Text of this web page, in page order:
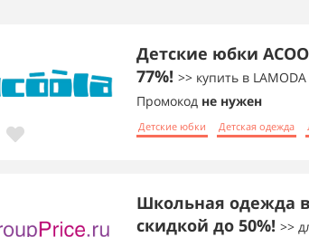
Детские юбки
77%! >> купить в LAMODA
Промокод не нужен
Детские юбки Детская одежда
Школьная одежда
скидкой до 50%! >>